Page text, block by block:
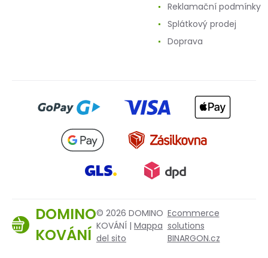
Reklamační podmínky
Splátkový prodej
Doprava
DOMINO
KOVÁNÍ
© 2026 DOMINO
KOVÁNÍ | Mappa
del sito
Ecommerce
solutions
BINARGON.cz